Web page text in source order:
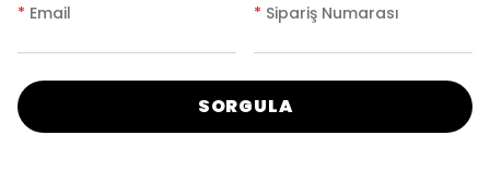
* Email * Sipariş Numarası
SORGULA